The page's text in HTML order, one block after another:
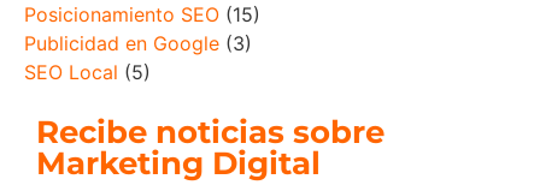
Posicionamiento SEO (15)
Publicidad en Google (3)
SEO Local (5)
Recibe noticias sobre
Marketing Digital